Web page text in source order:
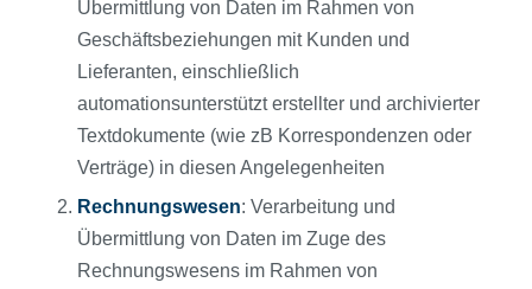
Übermittlung von Daten im Rahmen von
Geschäftsbeziehungen mit Kunden und
Lieferanten, einschließlich
automationsunterstützt erstellter und archivierter
Textdokumente (wie zB Korrespondenzen oder
Verträge) in diesen Angelegenheiten
Rechnungswesen: Verarbeitung und
Übermittlung von Daten im Zuge des
Rechnungswesens im Rahmen von